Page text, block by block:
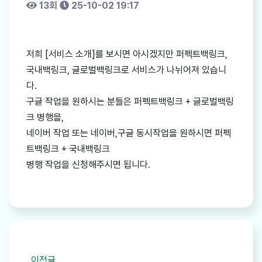
13회 25-10-02 19:17
저희 [서비스 소개]를 보시면 아시겠지만 퍼펙트백링크,
국내백링크, 글로벌백링크로 서비스가 나뉘어져 있습니
다.
구글 작업을 원하시는 분들은 퍼펙트백링크 + 글로벌백링
크 병행을,
네이버 작업 또는 네이버,구글 동시작업을 원하시면 퍼펙
트백링크 + 국내백링크
병행 작업을 신청해주시면 됩니다.
이전글